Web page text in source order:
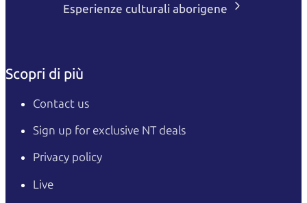
Esperienze culturali aborigene
Scopri di più
Contact us
Sign up for exclusive NT deals
Privacy policy
Live